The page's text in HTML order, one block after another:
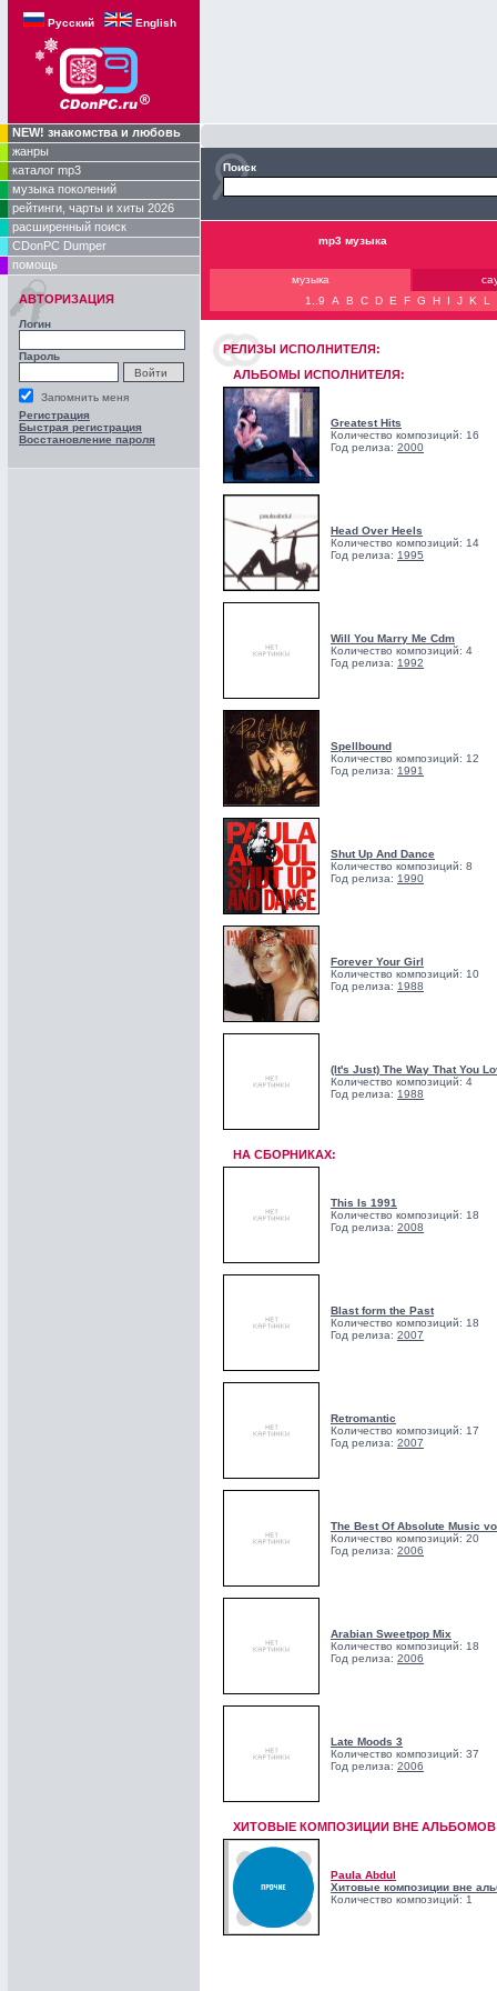
Русский English
NEW! знакомства и любовь
жанры
каталог mp3
музыка поколений
рейтинги, чарты и хиты 2026
расширенный поиск
CDonPC Dumper
помощь
АВТОРИЗАЦИЯ
Логин
Пароль
Запомнить меня
Регистрация
Быстрая регистрация
Восстановление пароля
Поиск
mp3 музыка
музыка
1..9
A B C D E F G H I J K L
РЕЛИЗЫ ИCПОЛНИТЕЛЯ:
АЛЬБОМЫ ИСПОЛНИТЕЛЯ:
Greatest Hits
Количество композиций: 16
Год релиза: 2000
Head Over Heels
Количество композиций: 14
Год релиза: 1995
Will You Marry Me Cdm
Количество композиций: 4
Год релиза: 1992
Spellbound
Количество композиций: 12
Год релиза: 1991
Shut Up And Dance
Количество композиций: 8
Год релиза: 1990
Forever Your Girl
Количество композиций: 10
Год релиза: 1988
(It's Just) The Way That You
Количество композиций: 4
Год релиза: 1988
НА СБОРНИКАХ:
This Is 1991
Количество композиций: 18
Год релиза: 2008
Blast form the Past
Количество композиций: 18
Год релиза: 2007
Retromantic
Количество композиций: 17
Год релиза: 2007
The Best Of Absolute Music
Количество композиций: 20
Год релиза: 2006
Arabian Sweetpop Mix
Количество композиций: 18
Год релиза: 2006
Late Moods 3
Количество композиций: 37
Год релиза: 2006
ХИТОВЫЕ КОМПОЗИЦИИ ВНЕ
Paula Abdul
Хитовые композиции вне
Количество композиций: 1